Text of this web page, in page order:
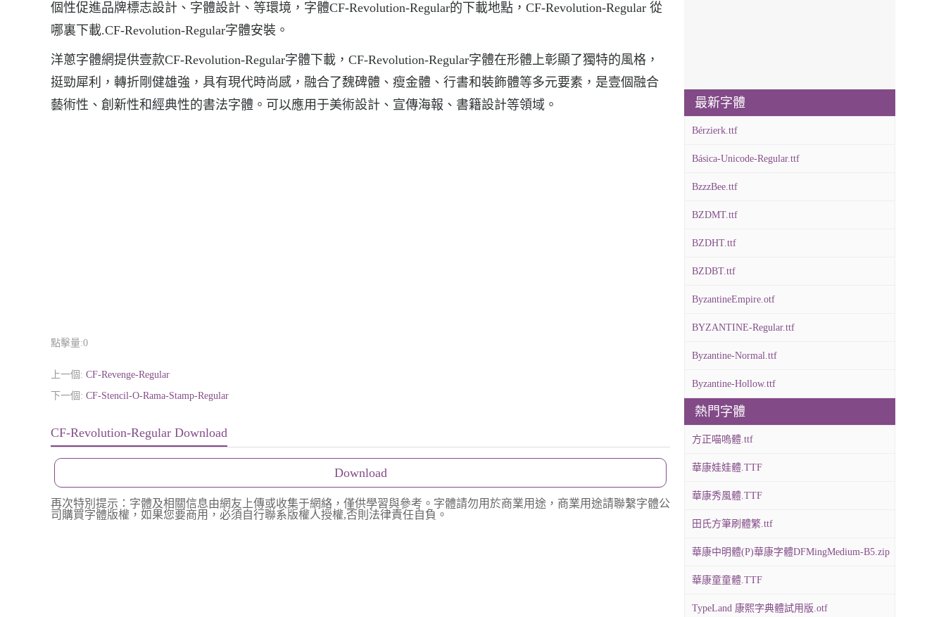
個性促進品牌標志設計、字體設計、等環境，字體CF-Revolution-Regular的下載地點，CF-Revolution-Regular 從
哪裏下載.CF-Revolution-Regular字體安裝。
洋蔥字體網提供壹款CF-Revolution-Regular字體下載，CF-Revolution-Regular字體在形體上彰顯了獨特的風格，
挺勁犀利，轉折剛健雄強，具有現代時尚感，融合了魏碑體、瘦金體、行書和裝飾體等多元要素，是壹個融合
藝術性、創新性和經典性的書法字體。可以應用于美術設計、宣傳海報、書籍設計等領域。
點擊量:0
上一個: CF-Revenge-Regular
下一個: CF-Stencil-O-Rama-Stamp-Regular
CF-Revolution-Regular Download
Download
再次特別提示：字體及相關信息由網友上傳或收集于網絡，僅供學習與參考。字體請勿用於商業用途，商業用途請聯繫字體公
司購買字體版權，如果您要商用，必須自行聯系版權人授權,否則法律責任自負。
最新字體
Bérzierk.ttf
Básica-Unicode-Regular.ttf
BzzzBee.ttf
BZDMT.ttf
BZDHT.ttf
BZDBT.ttf
ByzantineEmpire.otf
BYZANTINE-Regular.ttf
Byzantine-Normal.ttf
Byzantine-Hollow.ttf
熱門字體
方正喵嗚體.ttf
華康娃娃體.TTF
華康秀風體.TTF
田氏方筆刷體繁.ttf
華康中明體(P)華康字體DFMingMedium-B5.zip
華康童童體.TTF
TypeLand 康熙字典體試用版.otf